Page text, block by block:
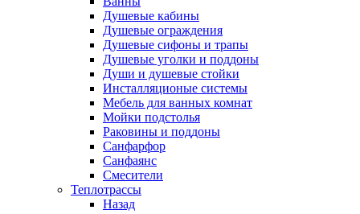
Душевые кабины
Душевые ограждения
Душевые сифоны и трапы
Душевые уголки и поддоны
Души и душевые стойки
Инсталляционые системы
Мебель для ванных комнат
Мойки подстолья
Раковины и поддоны
Санфарфор
Санфаянс
Смесители
Теплотрассы
Назад